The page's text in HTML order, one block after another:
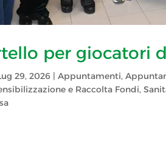
per giocatori
29, 2026 |Appuntamenti,
e Raccolta Fondi,